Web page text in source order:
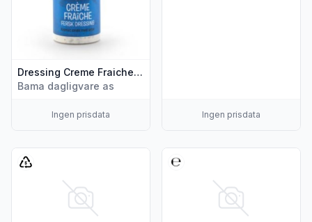
Dressing Creme Fraiche 160ml Grønn&Frisk
Bama dagligvare as
Ingen prisdata Ingen prisdata
Vis flere detaljer for produktet "Idun Honey Mustard 267g"
Vis flere detaljer for